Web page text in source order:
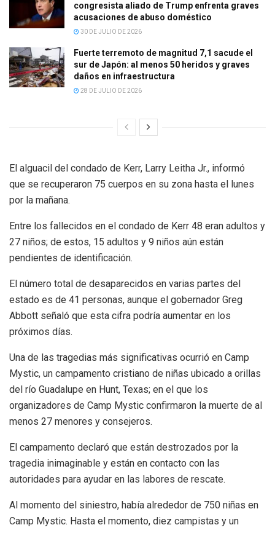
congresista aliado de Trump enfrenta graves
acusaciones de abuso doméstico
30 DE JULIO DE 2026
Fuerte terremoto de magnitud 7,1 sacude el
sur de Japón: al menos 50 heridos y graves
daños en infraestructura
28 DE JULIO DE 2026
El alguacil del condado de Kerr, Larry Leitha Jr., informó
que se recuperaron 75 cuerpos en su zona hasta el lunes
por la mañana.
Entre los fallecidos en el condado de Kerr 48 eran adultos y
27 niños; de estos, 15 adultos y 9 niños aún están
pendientes de identificación.
El número total de desaparecidos en varias partes del
estado es de 41 personas, aunque el gobernador Greg
Abbott señaló que esta cifra podría aumentar en los
próximos días.
Una de las tragedias más significativas ocurrió en Camp
Mystic, un campamento cristiano de niñas ubicado a orillas
del río Guadalupe en Hunt, Texas; en el que los
organizadores de Camp Mystic confirmaron la muerte de al
menos 27 menores y consejeros.
El campamento declaró que están destrozados por la
tragedia inimaginable y están en contacto con las
autoridades para ayudar en las labores de rescate.
Al momento del siniestro, había alrededor de 750 niñas en
Camp Mystic. Hasta el momento, diez campistas y un